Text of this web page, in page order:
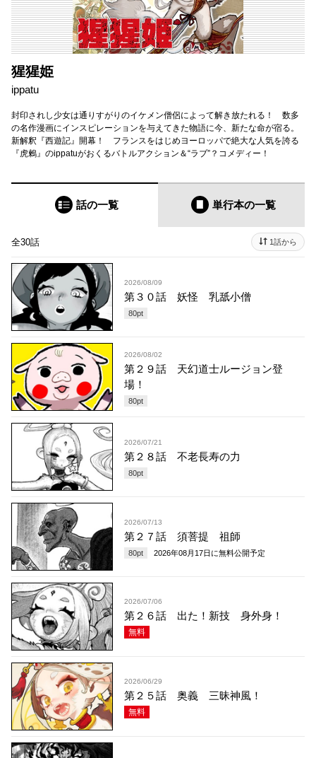
猩猩姫
ippatu
封印されし少女は通りすがりのイケメン僧侶によって解き放たれる！ 数多
の名作漫画にインスピレーションを与えてきた物語に今、新たな命が宿る。
新解釈『西遊記』開幕！ フランスをはじめヨーロッパで絶大な人気を誇る
『虎鶫』のippatuがおくるバトルアクション＆“ラブ”？コメディー！
話の一覧 単行本の一覧
全30話 1話から
2026/08/09
第３０話 妖怪 乳舐小僧
80pt
2026/08/02
第２９話 天幻道士ルージョン登
場！
80pt
2026/07/21
第２８話 不老長寿の力
80pt
2026/07/13
第２７話 須菩提 祖師
80pt 2026年08月17日 に無料公開予定
2026/07/06
第２６話 出た！新技 身外身！
無料
2026/06/29
第２５話 奥義 三昧神風！
無料